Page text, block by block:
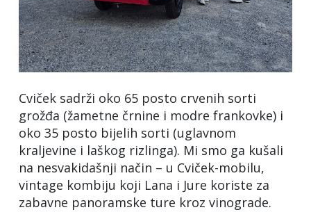
Cviček sadrži oko 65 posto crvenih sorti
grožđa (žametne črnine i modre frankovke) i
oko 35 posto bijelih sorti (uglavnom
kraljevine i laškog rizlinga). Mi smo ga kušali
na nesvakidašnji način – u Cviček-mobilu,
vintage kombiju koji Lana i Jure koriste za
zabavne panoramske ture kroz vinograde.